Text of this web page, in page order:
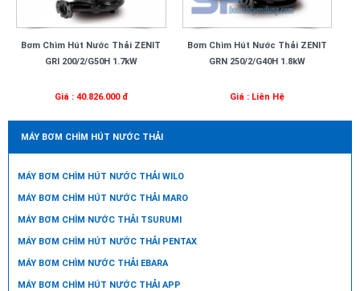
Bơm Chìm Hút Nước Thải ZENIT
GRI 200/2/G50H 1.7kW
Giá : 40.826.000 đ
Bơm Chìm Hút Nước Thải ZENIT
GRN 250/2/G40H 1.8kW
Giá : Liên Hệ
MÁY BƠM CHÌM HÚT NƯỚC THẢI
MÁY BƠM CHÌM HÚT NƯỚC THẢI WILO
MÁY BƠM CHÌM HÚT NƯỚC THẢI MARO
MÁY BƠM CHÌM NƯỚC THẢI TSURUMI
MÁY BƠM CHÌM HÚT NƯỚC THẢI PENTAX
MÁY BƠM CHÌM NƯỚC THẢI EBARA
MÁY BƠM CHÌM HÚT NƯỚC THẢI APP